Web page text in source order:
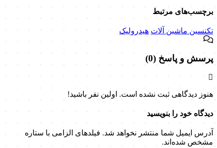
برچسب‌های مرتبط
تکنسین ماشین آلات هیدرولیک
پرسش و پاسخ (0)
هنوز دیدگاهی ثبت نشده است. اولین نفر باشید!
دیدگاه خود را بنویسید
آدرس ایمیل شما منتشر نخواهد شد. فیلدهای الزامی با ستاره
مشخص شده‌اند.